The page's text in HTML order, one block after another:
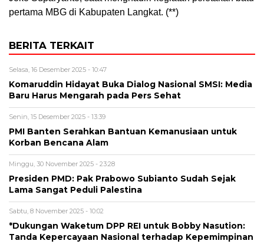
pertama MBG di Kabupaten Langkat. (**)
BERITA TERKAIT
Selasa, 16 Desember 2025 - 10:47
Komaruddin Hidayat Buka Dialog Nasional SMSI: Media
Baru Harus Mengarah pada Pers Sehat
Senin, 15 Desember 2025 - 13:39
PMI Banten Serahkan Bantuan Kemanusiaan untuk
Korban Bencana Alam
Minggu, 30 November 2025 - 23:28
Presiden PMD: Pak Prabowo Subianto Sudah Sejak
Lama Sangat Peduli Palestina
Sabtu, 8 November 2025 - 10:02
*Dukungan Waketum DPP REI untuk Bobby Nasution:
Tanda Kepercayaan Nasional terhadap Kepemimpinan